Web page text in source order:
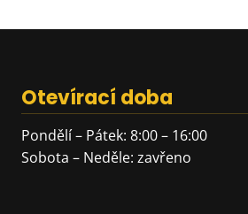
Otevírací doba
Pondělí – Pátek: 8:00 – 16:00
Sobota – Neděle: zavřeno